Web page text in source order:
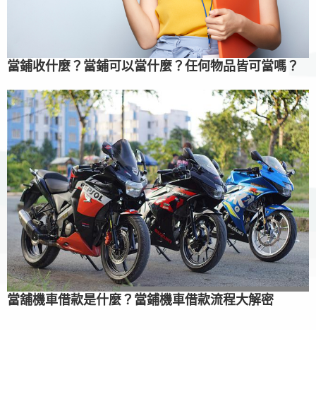
當鋪收什麼？當鋪可以當什麼？任何物品皆可當嗎？
當舖機車借款是什麼？當鋪機車借款流程大解密